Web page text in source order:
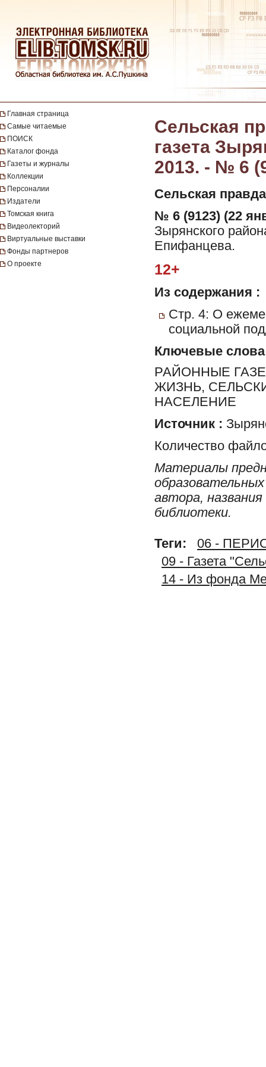
Главная страница
Самые читаемые
ПОИСК
Каталог фонда
Газеты и журналы
Коллекции
Персоналии
Издатели
Томская книга
Видеолекторий
Виртуальные выставки
Фонды партнеров
О проекте
Сельская
газета
2013. - № 6
Сельская
№ 6 (9123) (22
Зырянского
Епифанцева.
12+
Из содержания :
Стр. 4: О
социальной
Ключевые слова
РАЙОННЫЕ
ЖИЗНЬ,
НАСЕЛЕНИЕ
Источник :
Количество
Материалы
автора,
библиотеки.
Теги:
06 -
09 - Газета
14 - Из фонда